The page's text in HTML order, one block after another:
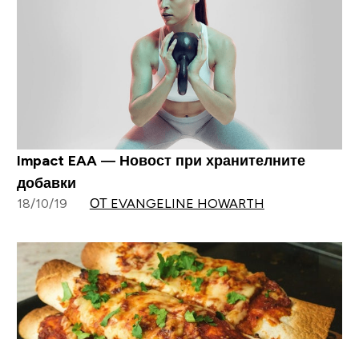
Impact EAA — Новост при хранителните
добавки
18/10/19 ОТ EVANGELINE HOWARTH